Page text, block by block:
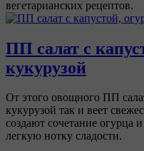
вегетарианских рецептов.
ПП салат с
кукурузой
От этого овощного ПП
кукурузой так и веет
создают сочетание огурца
легкую нотку сладости.